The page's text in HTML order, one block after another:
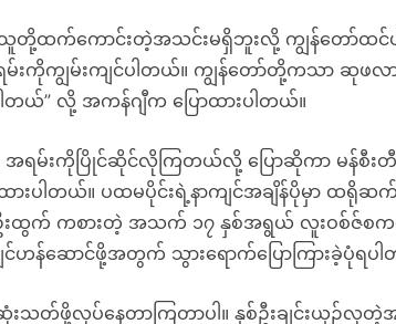
သူတို့ထက်ကောင်းတဲ့အသင်းမရှိဘူးလို့ ကျွန်တော်
မ်းကိုကျွမ်းကျင်ပါတယ်။ ကျွန်တော်တို့ကသာ ဆုဖလာ
ါတယ်” လို့ အကန်ဂျီက ပြောထားပါတယ်။
မ်းကိုပြိုင်ဆိုင်လိုကြတယ်လို့ ပြောဆိုကာ မန်စီး
ထားပါတယ်။ ပထမပိုင်းရဲ့နာကျင်အချိန်ပိုမှာ ထ
ထွက် ကစားတဲ့ အသက် ၁၇ နှစ်အရွယ် လူးဝစ်ဇ်စကယ်
ျင်ဟန်ဆောင်ဖို့အတွက် သွားရောက်ပြောကြားခဲ့ပုံရပ
းသတ်ဖို့လုပ်နေတာကြတာပါ။ နှစ်ဦးချင်းယှဉ်